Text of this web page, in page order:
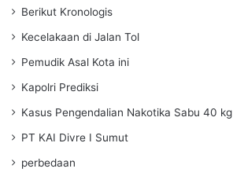
Berikut Kronologis
Kecelakaan di Jalan Tol
Pemudik Asal Kota ini
Kapolri Prediksi
Kasus Pengendalian Nakotika Sabu 40 kg
PT KAI Divre I Sumut
perbedaan